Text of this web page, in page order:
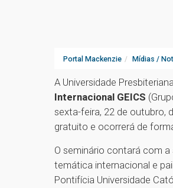
Portal Mackenzie Mídias /
A Universidade
Internacional GEICS
sexta-feira, 22 de outubro,
gratuito e ocorrerá de
O seminário contará com
temática internacional e
Pontifícia Universidade